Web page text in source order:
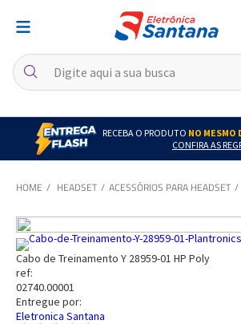
RECEBA O PRODUTO NO MESMO
CONFIRA AS
HEADSET ACESSÓRIOS PARA HEADSET
Cabo de Treinamento Y 28959-01 HP Poly
ref:
02740.00001
Entregue por:
Eletronica Santana